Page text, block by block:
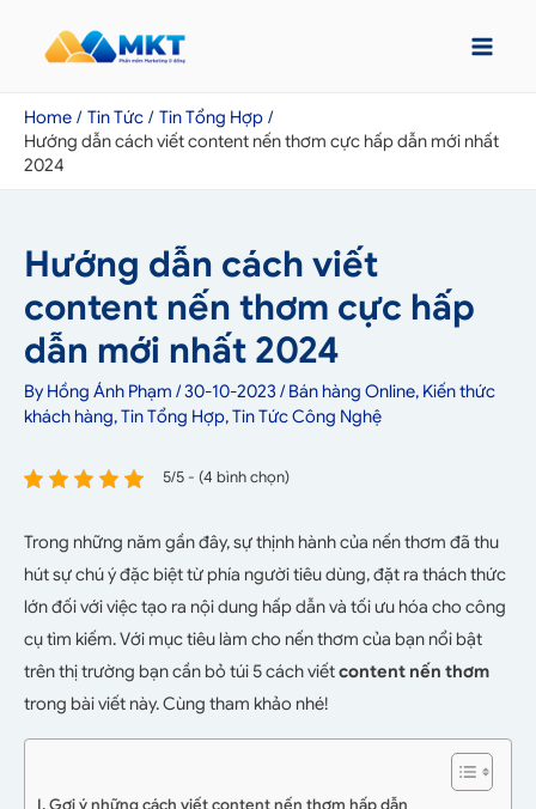
Home Tin Tức
Tin Tổng Hợp
Hướng dẫn cách viết content nến thơm cực hấp dẫn mới nhất
2024
Hướng dẫn cách viết
content nến thơm cực hấp
dẫn mới nhất 2024
ByHồng Ánh Phạm /30-10-2023 /Bán hàng Online, Kiến thức
khách hàng,Tin Tổng Hợp,Tin Tức Công Nghệ
5/5 - (4 bình chọn)
Trong những năm gần đây, sự thịnh hành của nến thơm đã thu
hút sự chú ý đặc biệt từ phía người tiêu dùng, đặt ra thách thức
lớn đối với việc tạo ra nội dung hấp dẫn và tối ưu hóa cho công
cụ tìm kiếm. Với mục tiêu làm cho nến thơm của bạn nổi bật
trên thị trường bạn cần bỏ túi 5 cách viếtcontent nến thơm
trong bài viết này. Cùng tham khảo nhé!
I. Gợi ý những cách viết content nến thơm hấp dẫn